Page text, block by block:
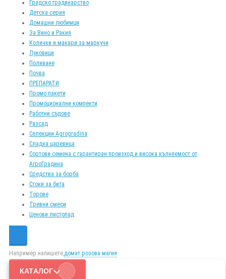
Градско градинарство
Детска серия
Домашни любимци
За Вино и Ракия
Колички и макари за маркучи
Луковици
Поливане
Почва
ПРЕПАРАТИ
Промо пакети
Промоционални компекти
Работни съдове
Разсад
Селекции Agrogradina
Сладка царевица
Сортови семена с гарантиран произход и висока кълняемост от
АгроГрадина
Средства за борба
Стоки за бита
Торове
Тревни смеси
Ценови листопад
Например напишете,домат розова магия
КАТАЛОГ